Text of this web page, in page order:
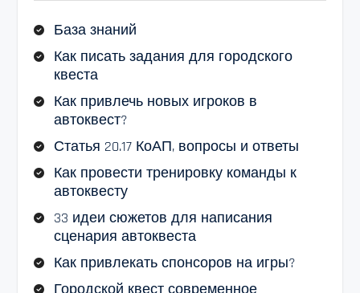
База знаний
Как писать задания для городского
квеста
Как привлечь новых игроков в
автоквест?
Статья 20.17 КоАП, вопросы и ответы
Как провести тренировку команды к
автоквесту
33 идеи сюжетов для написания
сценария автоквеста
Как привлекать спонсоров на игры?